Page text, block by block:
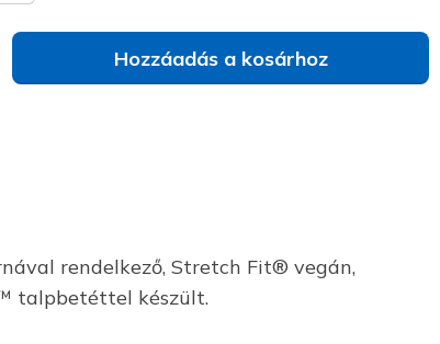
Hozzáadás a kosárhoz
rendelkező, Stretch Fit® vegán,
talpbetéttel készült.